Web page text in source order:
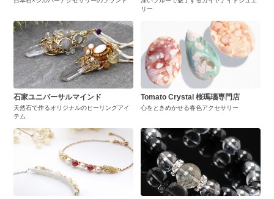
リー
石家ユニバーサルマインド
天然石で作るオリジナルのヒーリングアイ
テム
Tomato Crystal 桜瑪瑙専門店
心をときめかせる春色アクセサリー